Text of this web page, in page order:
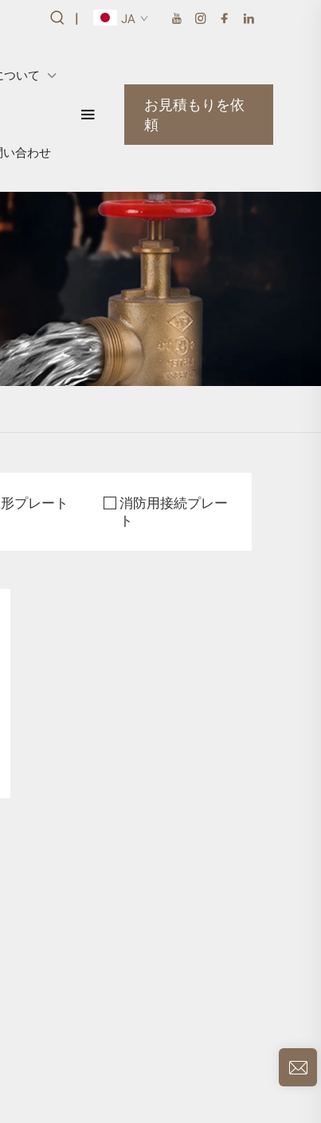
| JA
ついて
い合わせ
お見積もりを依
頼
プレート
消防用接続プレー
ト